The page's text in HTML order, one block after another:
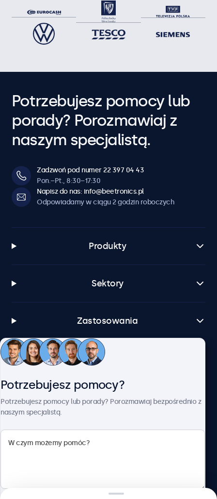
Potrzebujesz pomocy lub
porady? Porozmawiaj z
naszym specjalistą.
Zadzwoń pod numer 22 397 04 43
Pon.–Pt., 8:30–17:30
Napisz do nas: info@beetronics.pl
Odpowiadamy w ciągu 2 godzin roboczych
Produkty
Sektory
Zastosowania
Obsługa klienta
Potrzebujesz pomocy?
Potrzebujesz pomocy lub porady? Porozmawiaj bezpośrednio z
naszym specjalistą.